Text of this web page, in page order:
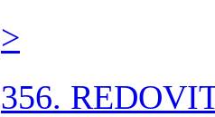
>
356.